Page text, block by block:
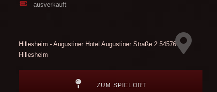
ausverkauft
Hillesheim - Augustiner Hotel Augustiner Straße 2 54576
Hillesheim
ZUM SPIELORT